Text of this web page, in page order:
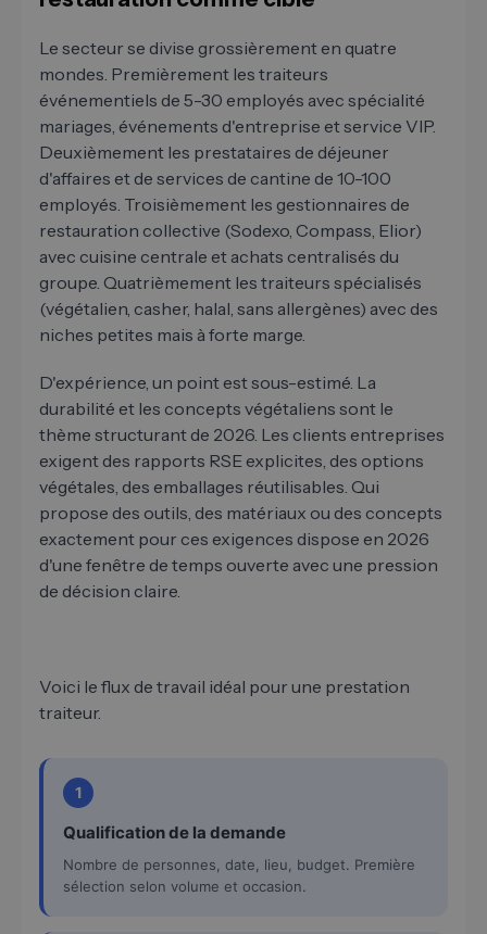
Le secteur se divise grossièrement en quatre
mondes. Premièrement les traiteurs
événementiels de 5-30 employés avec spécialité
mariages, événements d'entreprise et service VIP.
Deuxièmement les prestataires de déjeuner
d'affaires et de services de cantine de 10-100
employés. Troisièmement les gestionnaires de
restauration collective (Sodexo, Compass, Elior)
avec cuisine centrale et achats centralisés du
groupe. Quatrièmement les traiteurs spécialisés
(végétalien, casher, halal, sans allergènes) avec des
niches petites mais à forte marge.
D'expérience, un point est sous-estimé. La
durabilité et les concepts végétaliens sont le
thème structurant de 2026. Les clients entreprises
exigent des rapports RSE explicites, des options
végétales, des emballages réutilisables. Qui
propose des outils, des matériaux ou des concepts
exactement pour ces exigences dispose en 2026
d'une fenêtre de temps ouverte avec une pression
de décision claire.
Voici le flux de travail idéal pour une prestation
traiteur.
1
Qualification de la demande
Nombre de personnes, date, lieu, budget. Première
sélection selon volume et occasion.